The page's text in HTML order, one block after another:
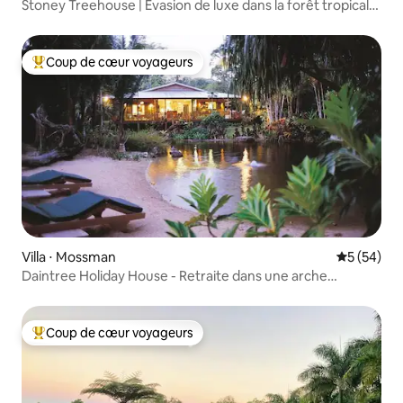
Stoney Treehouse | Évasion de luxe dans la forêt tropicale
Coups de cœur voyageurs les plus appréciés
Coup de cœur voyageurs
Villa ⋅ Mossman
5 (54)
Daintree Holiday House - Retraite dans une arche
Coups de cœur voyageurs les plus appréciés
Coup de cœur voyageurs